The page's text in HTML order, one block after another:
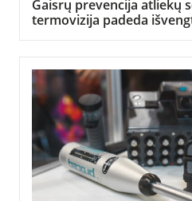
Gaisrų prevencija atliekų
termovizija padeda